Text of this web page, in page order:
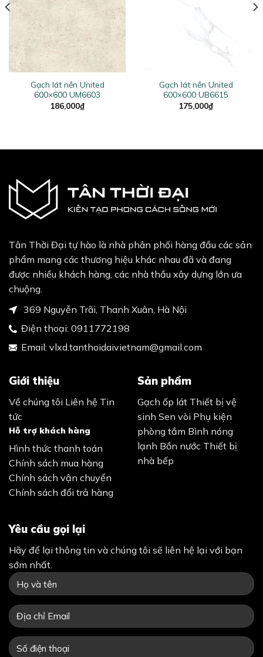
Gạch lát nền United
600×600 UM6603
186,000₫
Gạch lát nền United
600×600 UB6615
175,000₫
Tân Thời Đại tự hào là nhà phân phối hàng đầu các sản
phẩm mang các thương hiệu khác nhau đã và đang
được nhiều khách hàng, các nhà thầu xây dựng lớn ưa
chuộng.
369 Nguyễn Trãi, Thanh Xuân, Hà Nội
Điện thoại: 0911772198
Email: vlxd.tanthoidaivietnam@gmail.com
Giới thiệu
Về chúng tôi Liên hệ Tin
tức
Hỗ trợ khách hàng
Hình thức thanh toán
Chính sách mua hàng
Chính sách vận chuyển
Chính sách đổi trả hàng
Sản phẩm
Gạch ốp lát Thiết bị vệ
sinh Sen vòi Phụ kiện
phòng tắm Bình nóng
lạnh Bồn nước Thiết bị
nhà bếp
Yêu cầu gọi lại
Hãy để lại thông tin và chúng tôi sẽ liên hệ lại với bạn
sớm nhất.